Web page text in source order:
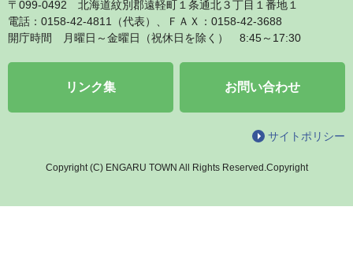
〒099‐0492 北海道紋別郡遠軽町１条通北３丁目１番地１
電話：0158‐42‐4811（代表）、ＦＡＸ：0158‐42‐3688
開庁時間 月曜日～金曜日（祝休日を除く） 8:45～17:30
リンク集 お問い合わせ
サイトポリシー
Copyright (C) ENGARU TOWN All Rights Reserved.Copyright